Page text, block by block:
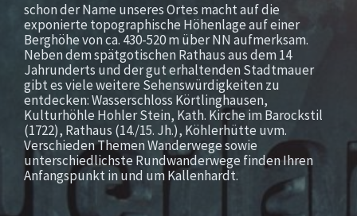
schon der Name unseres Ortes macht auf die
exponierte topographische Höhenlage auf einer
Berghöhe von ca. 430-520 m über NN aufmerksam.
Neben dem spätgotischen Rathaus aus dem 14
Jahrunderts und der gut erhaltenden Stadtmauer
gibt es viele weitere Sehenswürdigkeiten zu
entdecken: Wasserschloss Körtlinghausen,
Kulturhöhle Hohler Stein, Kath. Kirche im Barockstil
(1722), Rathaus (14./15. Jh.), Köhlerhütte uvm.
Verschieden Themen Wanderwege sowie
unterschiedlichste Rundwanderwege finden Ihren
Anfangspunkt in und um Kallenhardt.